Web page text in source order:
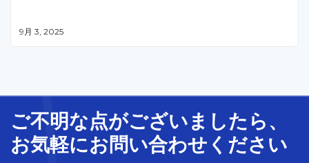
9月 3, 2025
ご不明な点がございましたら、
お気軽にお問い合わせ ください